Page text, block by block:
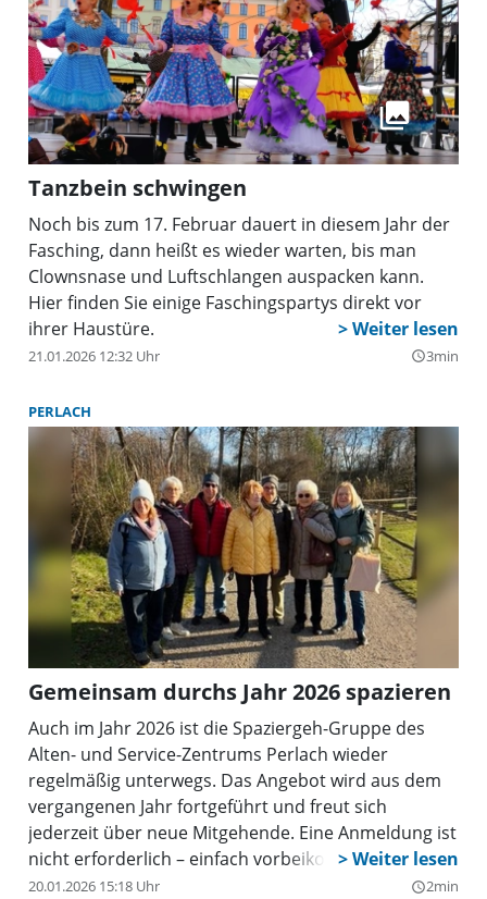
Tanzbein schwingen
Noch bis zum 17. Februar dauert in diesem Jahr der
Fasching, dann heißt es wieder warten, bis man
Clownsnase und Luftschlangen auspacken kann.
Hier finden Sie einige Faschingspartys direkt vor
ihrer Haustüre.
21.01.2026 12:32 Uhr query_builder3min
PERLACH
Gemeinsam durchs Jahr 2026 spazieren
Auch im Jahr 2026 ist die Spaziergeh-Gruppe des
Alten- und Service-Zentrums Perlach wieder
regelmäßig unterwegs. Das Angebot wird aus dem
vergangenen Jahr fortgeführt und freut sich
jederzeit über neue Mitgehende. Eine Anmeldung ist
nicht erforderlich – einfach vorbeikommen und
mitlaufen.
20.01.2026 15:18 Uhr query_builder2min